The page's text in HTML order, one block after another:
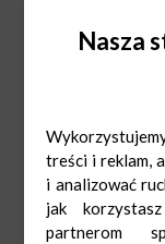
Zadbaj o swoje
i zróbmy „COŚ” razem
Nasza
treści i reklam,
i analizować
jak
partnerom